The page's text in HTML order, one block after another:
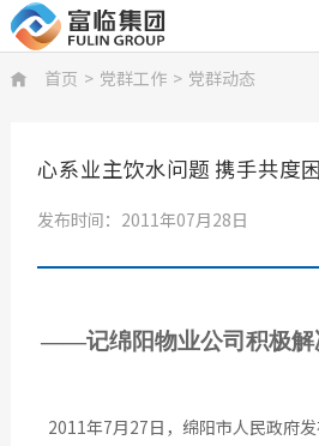
 首页 > 党群工作 > 党群动态
心系业主饮水问题 携手共度
发布时间：2011年07月28日
——记绵阳物业公司积极解
2011年7月27日，绵阳市人民政府